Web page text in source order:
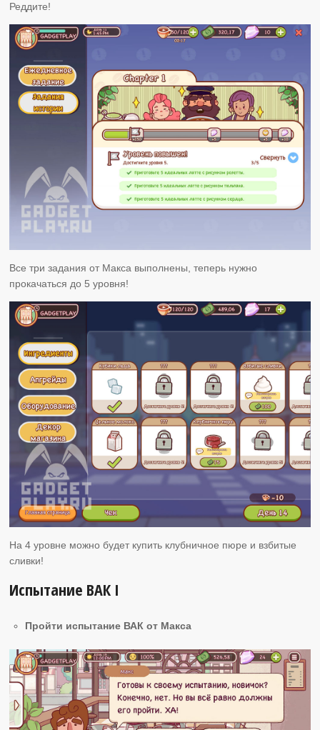
Реддите!
Все три задания от Макса выполнены, теперь нужно
прокачаться до 5 уровня!
На 4 уровне можно будет купить клубничное пюре и взбитые
сливки!
Испытание ВАК I
Пройти испытание ВАК от Макса